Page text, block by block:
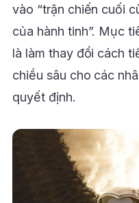
vào “trận chiến cuối
của hành tinh”. Mục
là làm thay đổi cách
chiều sâu cho các
quyết định.